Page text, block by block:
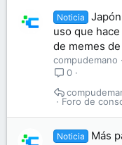
Noticia
uso que
de memes
compudemano
0
Foro de
Noticia
Más